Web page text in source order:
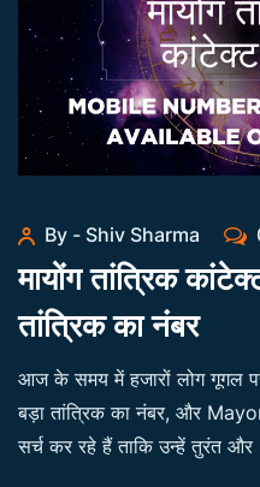
By - Shiv Sharma
मायोंग तांत्रिक
तांत्रिक का नंबर
आज के समय में हजारों लोग गूगल
बड़ा तांत्रिक का नंबर, और
सर्च कर रहे हैं ताकि उन्हें तुरंत